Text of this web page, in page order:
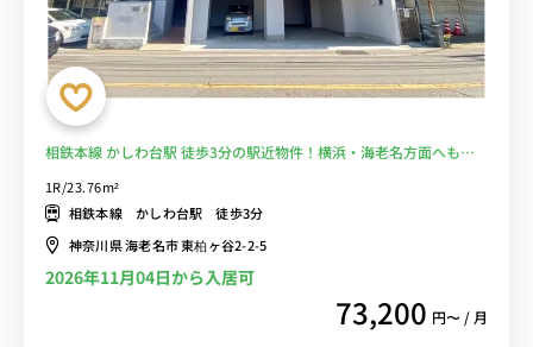
相鉄本線 かしわ台駅 徒歩3分の駅近物件！横浜・海老名方面へも乗
選べるWi-Fi格安レンタル中！
1R/23.76m²
相鉄本線 かしわ台駅 徒歩3分
神奈川県 海老名市 東柏ヶ谷2-2-5
2026年11月04日から入居可
73,200 円〜 / 月